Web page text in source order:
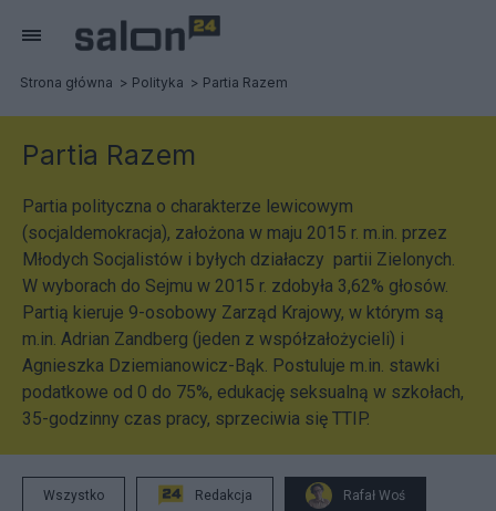
Strona główna Polityka Partia Razem
Partia Razem
Partia polityczna o charakterze lewicowym
(socjaldemokracja), założona w maju 2015 r. m.in. przez
Młodych Socjalistów i byłych działaczy partii Zielonych.
W wyborach do Sejmu w 2015 r. zdobyła 3,62% głosów.
Partią kieruje 9-osobowy Zarząd Krajowy, w którym są
m.in. Adrian Zandberg (jeden z współzałożycieli) i
Agnieszka Dziemianowicz-Bąk. Postuluje m.in. stawki
podatkowe od 0 do 75%, edukację seksualną w szkołach,
35-godzinny czas pracy, sprzeciwia się TTIP.
Wszystko Redakcja Rafał Woś